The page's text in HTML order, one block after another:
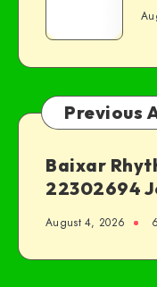
Previous
Baixar
22302694
August 4, 2026